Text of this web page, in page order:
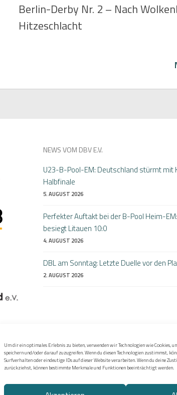
Um dir ein optimales Erlebnis zu bieten, verwenden wir Technologien wie Cookies,
speichern und/oder darauf zuzugreifen. Wenn du diesen Technologien zustimmst,
Surfverhalten oder eindeutige IDs auf dieser Website verarbeiten. Wenn du deine
zurückziehst, können bestimmte Merkmale und Funktionen beeinträchtigt werden.
Berlin-Derby Nr. 2 – Nach
Hitzeschlacht
NEWS VOM DBV E.V.
U23-B-Pool-EM: Deutschland stürmt mit
Halbfinale
5. AUGUST 2026
Perfekter Auftakt bei der B-Pool Heim-
besiegt Litauen 10:0
4. AUGUST 2026
DBL am Sonntag: Letzte Duelle vor den
2. AUGUST 2026